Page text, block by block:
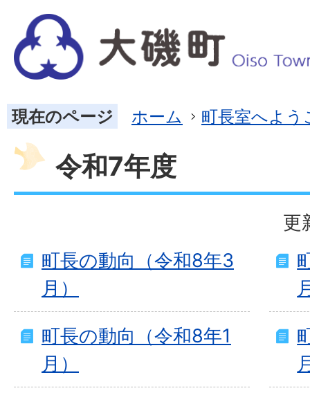
現在のページ ホーム 町長室へよう
令和7年度
更
町長の動向（令和8年3
月）
町長の動向（令和8年1
月）